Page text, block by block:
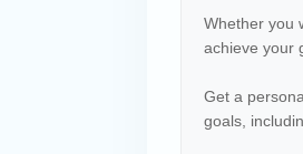
Whether you
achieve your
Get a
goals,